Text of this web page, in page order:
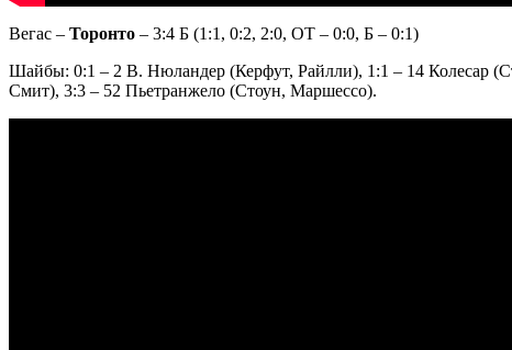
Вегас – Торонто – 3:4 Б (1:1, 0:2, 2:0, ОТ – 0:0, Б – 0:1)
Шайбы: 0:1 – 2 В. Нюландер (Керфут, Райлли), 1:1 – 14 Колесар
Смит), 3:3 – 52 Пьетранжело (Стоун, Маршессо).